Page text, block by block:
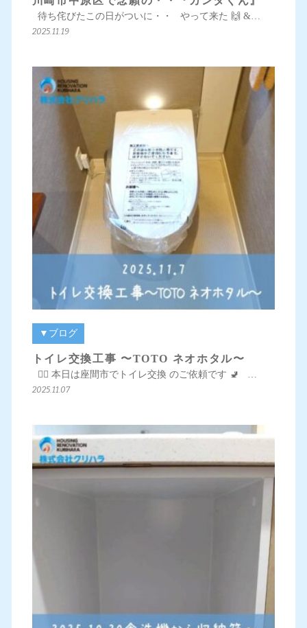
待ち侘びたこの日がついに・・ やって来た 🙌 &…
2025.11.19
▼ブログ
トイレ交換工事 〜TOTO ネオホタル〜
💁‍♀️ 本日は座間市でトイレ交換 のご依頼です 🚽 …
2025.11.07